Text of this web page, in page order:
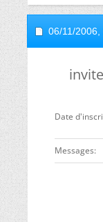
06/11/2006,
Date
Messages